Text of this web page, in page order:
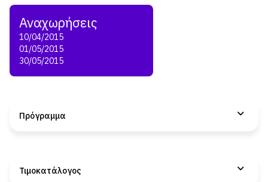
10/04/2015
01/05/2015
30/05/2015
Πρόγραμμα
Τιμοκατάλογος